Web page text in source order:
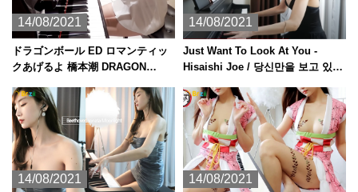
14/08/2021
ドラゴンボール ED ロマンティッ
クあげるよ 橋本潮 DRAGON
14/08/2021
Just Want To Look At You -
Hisaishi Joe / 당신만을 보고 있었
14/08/2021 14/08/2021